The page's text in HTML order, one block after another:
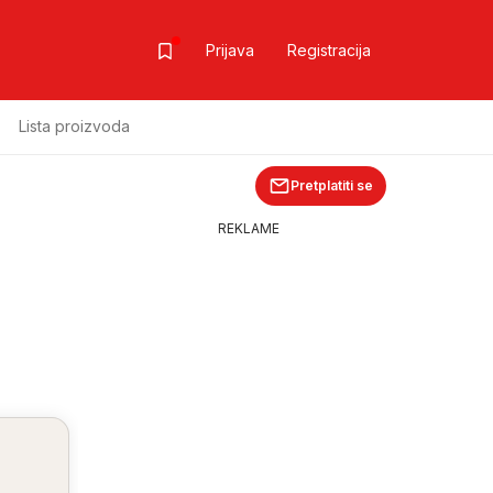
Prijava Registracija
Lista proizvoda
Pretplatiti se
REKLAME